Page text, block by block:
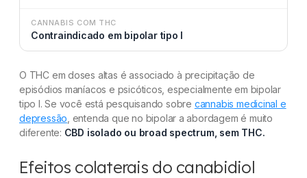
CANNABIS COM THC
Contraindicado em bipolar tipo I
O THC em doses altas é associado à precipitação de
episódios maníacos e psicóticos, especialmente em bipolar
tipo I. Se você está pesquisando sobre cannabis medicinal e
depressão , entenda que no bipolar a abordagem é muito
diferente: CBD isolado ou broad spectrum, sem THC.
Efeitos colaterais do canabidiol